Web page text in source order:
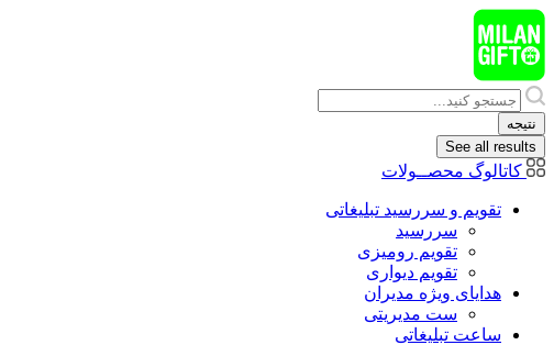
پرش
به
محتوا
Search
...
نتیجه
See all results
کاتالوگ محصــولات
تقویم و سررسید تبلیغاتی
سررسید
تقویم رومیزی
تقویم دیواری
هدایای ويژه مدیران
ست مدیریتی
ساعت تبلیغاتی